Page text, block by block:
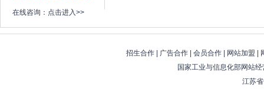
在线咨询： 点击进入>>
招生合作| 广告合作| 会员合作| 网站加盟 |
国家工业与信息化部网站
江苏